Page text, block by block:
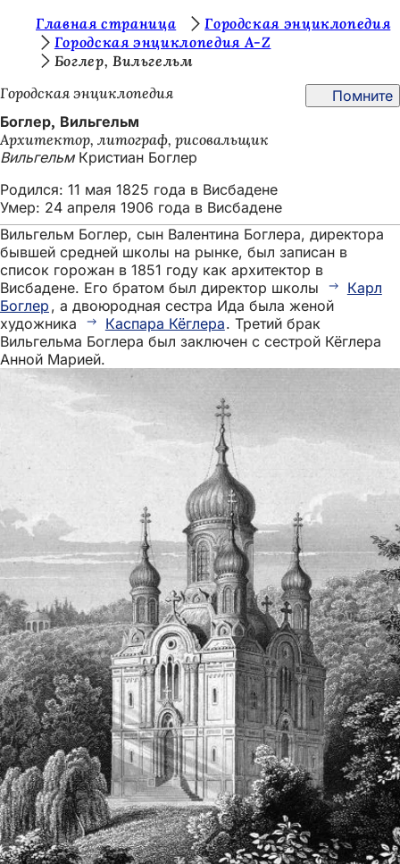
Перейти к содержимому
з
д
е
с
ь
:
Главная страница
Городская энциклопедия
Городская энциклопедия A-Z
Боглер, Вильгельм
Городская энциклопедия
Помните
Боглер, Вильгельм
Архитектор, литограф, рисовальщик
ВильгельмКристиан Боглер
Родился: 11 мая 1825 года в Висбадене
Умер: 24 апреля 1906 года в Висбадене
Вильгельм Боглер, сын Валентина Боглера, директора
бывшей средней школы на рынке, был записан в
список горожан в 1851 году как архитектор в
Висбадене. Его братом был директор школы
Карл
Боглер , а двоюродная сестра Ида была женой
художника
Каспара Кёглера. Третий брак
Вильгельма Боглера был заключен с сестрой Кёглера
Анной Марией.